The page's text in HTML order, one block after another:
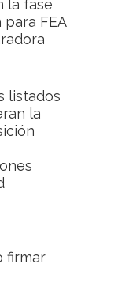
la fase
FEA
listados
la
firmar